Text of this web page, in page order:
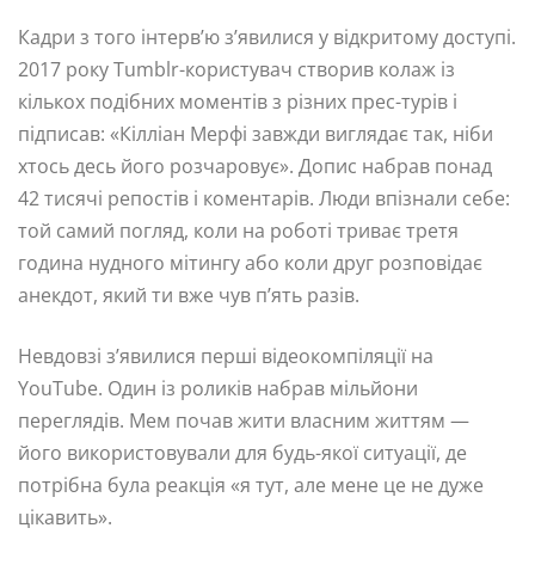
Кадри з того інтерв’ю з’явилися у відкритому доступі.
2017 року Tumblr-користувач створив колаж із
кількох подібних моментів з різних прес-турів і
підписав: «Кілліан Мерфі завжди виглядає так, ніби
хтось десь його розчаровує». Допис набрав понад
42 тисячі репостів і коментарів. Люди впізнали себе:
той самий погляд, коли на роботі триває третя
година нудного мітингу або коли друг розповідає
анекдот, який ти вже чув п’ять разів.
Невдовзі з’явилися перші відеокомпіляції на
YouTube. Один із роликів набрав мільйони
переглядів. Мем почав жити власним життям —
його використовували для будь-якої ситуації, де
потрібна була реакція «я тут, але мене це не дуже
цікавить».